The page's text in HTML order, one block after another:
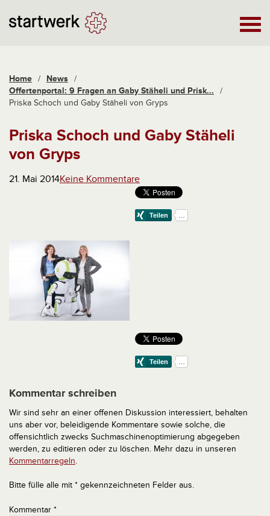
Home / News /
Offertenportal: 9 Fragen an Gaby Stäheli und Prisk...
/
Priska Schoch und Gaby Stäheli von Gryps
Priska Schoch und Gaby Stäheli
von Gryps
21. Mai 2014Keine Kommentare
Kommentar schreiben
Wir sind sehr an einer offenen Diskussion interessiert, behalten
uns aber vor, beleidigende Kommentare sowie solche, die
offensichtlich zwecks Suchmaschinenoptimierung abgegeben
werden, zu editieren oder zu löschen. Mehr dazu in unseren
Kommentarregeln.
Bitte fülle alle mit * gekennzeichneten Felder aus.
Kommentar *